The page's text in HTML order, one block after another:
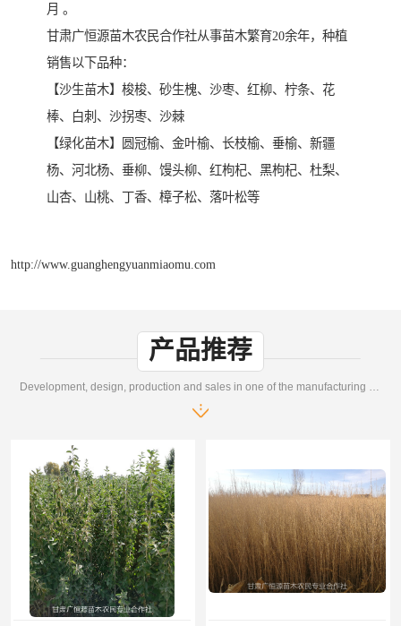
月 。
甘肃广恒源苗木农民合作社从事苗木繁育20余年，种植
销售以下品种：
【沙生苗木】梭梭、砂生槐、沙枣、红柳、柠条、花
棒、白刺、沙拐枣、沙棘
【绿化苗木】圆冠榆、金叶榆、长枝榆、垂榆、新疆
杨、河北杨、垂柳、馒头柳、红枸杞、黑枸杞、杜梨、
山杏、山桃、丁香、樟子松、落叶松等
http://www.guanghengyuanmiaomu.com
产品推荐